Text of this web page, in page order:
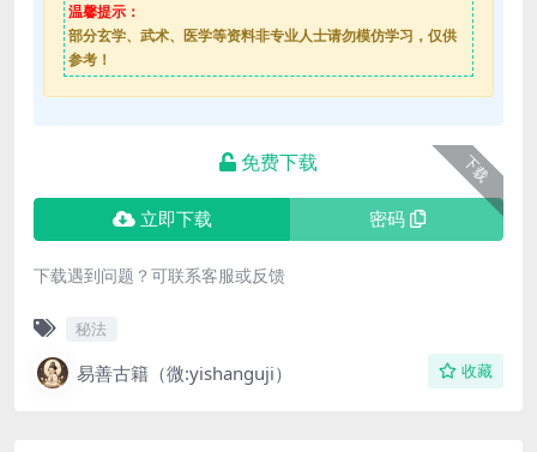
温馨提示：
部分玄学、武术、医学等资料非专业人士请勿模仿学习，仅供
参考！
下载
免费下载
立即下载 密码
下载遇到问题？可联系客服或反馈
秘法
易善古籍（微:yishanguji） 收藏